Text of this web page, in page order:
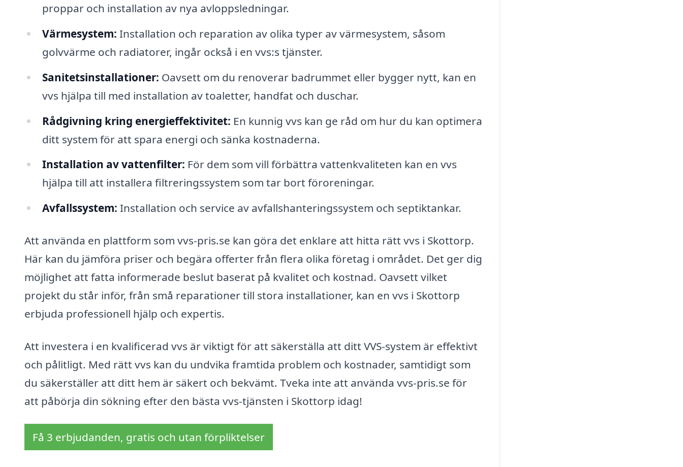
proppar och installation av nya avloppsledningar.
Värmesystem: Installation och reparation av olika typer av värmesystem, såsom
golvvärme och radiatorer, ingår också i en vvs:s tjänster.
Sanitetsinstallationer: Oavsett om du renoverar badrummet eller bygger nytt, kan en
vvs hjälpa till med installation av toaletter, handfat och duschar.
Rådgivning kring energieffektivitet: En kunnig vvs kan ge råd om hur du kan optimera
ditt system för att spara energi och sänka kostnaderna.
Installation av vattenfilter: För dem som vill förbättra vattenkvaliteten kan en vvs
hjälpa till att installera filtreringssystem som tar bort föroreningar.
Avfallssystem: Installation och service av avfallshanteringssystem och septiktankar.
Att använda en plattform som vvs-pris.se kan göra det enklare att hitta rätt vvs i Skottorp.
Här kan du jämföra priser och begära offerter från flera olika företag i området. Det ger dig
möjlighet att fatta informerade beslut baserat på kvalitet och kostnad. Oavsett vilket
projekt du står inför, från små reparationer till stora installationer, kan en vvs i Skottorp
erbjuda professionell hjälp och expertis.
Att investera i en kvalificerad vvs är viktigt för att säkerställa att ditt VVS-system är effektivt
och pålitligt. Med rätt vvs kan du undvika framtida problem och kostnader, samtidigt som
du säkerställer att ditt hem är säkert och bekvämt. Tveka inte att använda vvs-pris.se för
att påbörja din sökning efter den bästa vvs-tjänsten i Skottorp idag!
Få 3 erbjudanden, gratis och utan förpliktelser